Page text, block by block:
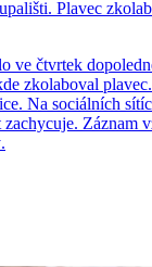
Plavec
ve čtvrtek
zkolaboval
Na sociálních
Záznam